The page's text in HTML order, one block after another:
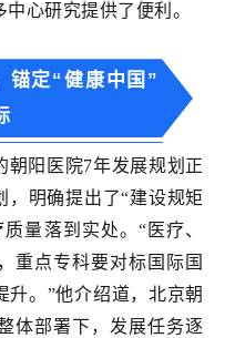
心研究提供了便利。
锚定“健康中国”
朝阳医院7年发展规划正
，明确提出了“建设规矩
量落到实处。“医疗、
重点专科要对标国际国
升。”他介绍道，北京朝
体部署下，发展任务逐